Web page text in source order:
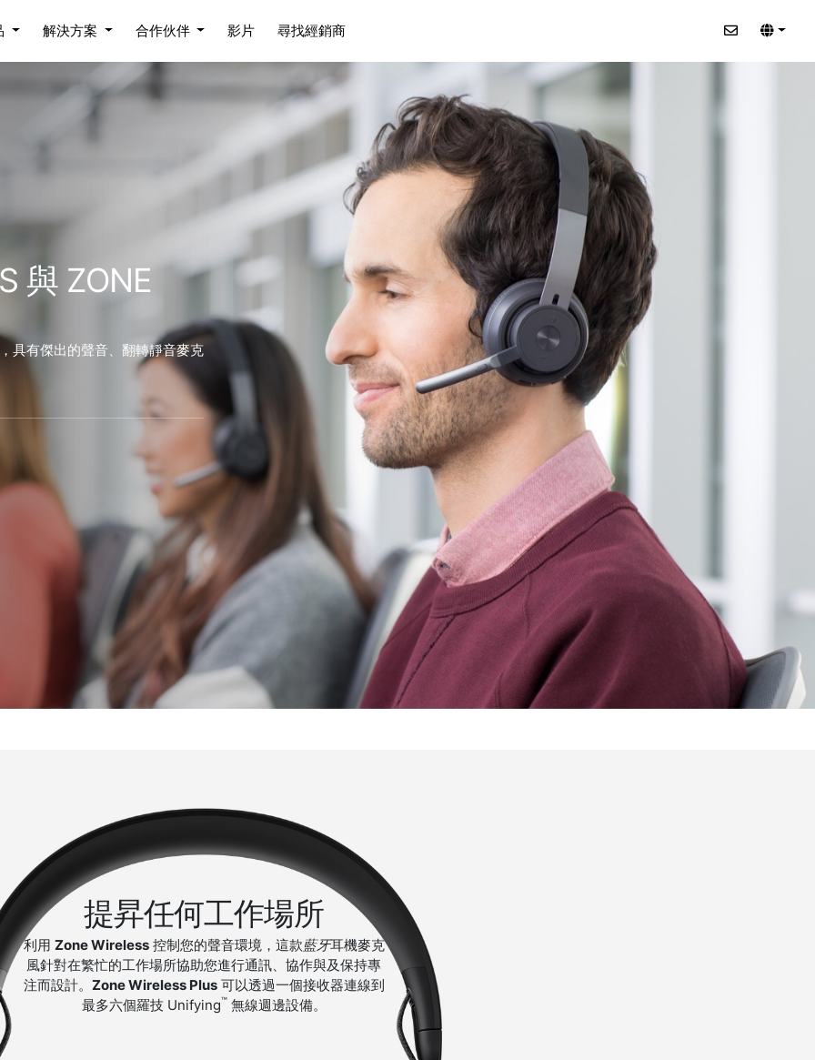
解決方案 合作伙伴 影片 尋找經銷商
與 ZONE
具有傑出的聲音、翻轉靜音麥克
提昇任何工作場所
利用 Zone Wireless控制您的聲音環境，這款藍牙耳機麥克
風針對在繁忙的工作場所協助您進行通訊、協作與及保持專
注而設計。 Zone Wireless Plus可以透過一個接收器連線到
最多六個羅技 Unifying™無線週邊設備。